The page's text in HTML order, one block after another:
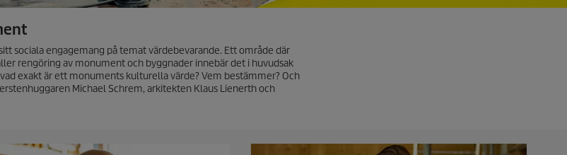
sociala engagemang på temat värdebevarande. Ett område där
rengöring av monument och byggnader innebär det i huvudsak
exakt är ett monuments kulturella värde? Vem bestämmer? Och
Michael Schrem, arkitekten Klaus Lienerth och